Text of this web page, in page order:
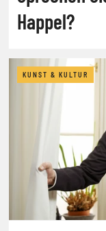
Happel?
KUNST & KULTUR